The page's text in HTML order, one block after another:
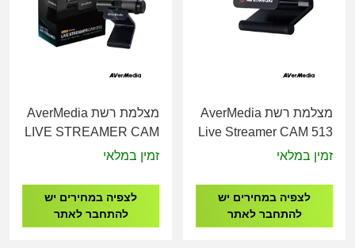
מצלמת רשת AverMedia
Live Streamer CAM 513
- PW513
זמין במלאי
לצפיה במחירים יש
להתחבר לאתר
מצלמת רשת AverMedia
LIVE STREAMER CAM
PW313
זמין במלאי
לצפיה במחירים יש
להתחבר לאתר